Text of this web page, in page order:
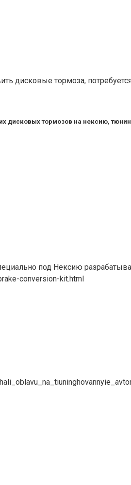
дисковые тормоза,
дисковых тормозов на нексию,
под Нексию
conversion-kit.html